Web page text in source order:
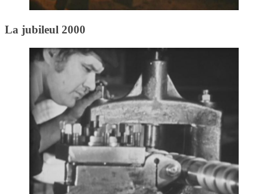
La jubileul 2000